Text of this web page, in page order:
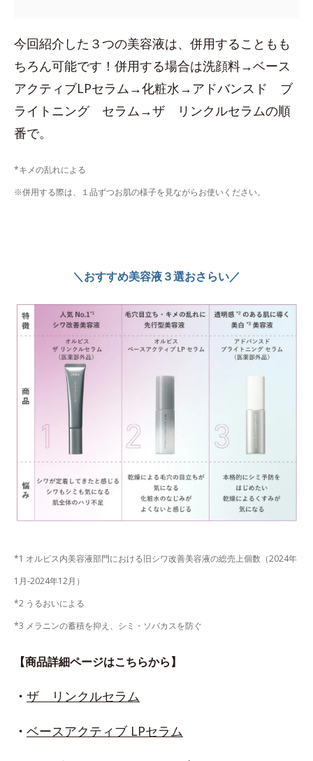
今回紹介した３つの美容液は、併用することもも
ちろん可能です！併用する場合は洗顔料→ベース
アクティブLPセラム→化粧水→アドバンスド ブ
ライトニング セラム→ザ リンクルセラムの順
番で。
*キメの乱れによる
※併用する際は、１品ずつお肌の様子を見ながらお使いください。
＼おすすめ美容液３選おさらい／
*1 オルビス内美容液部門における旧シワ改善美容液の総売上個数（2024年
1月-2024年12月）
*2 うるおいによる
*3 メラニンの蓄積を抑え、シミ・ソバカスを防ぐ
【商品詳細ページはこちらから】
・ ザ リンクルセラム
・ ベースアクティブ LPセラム